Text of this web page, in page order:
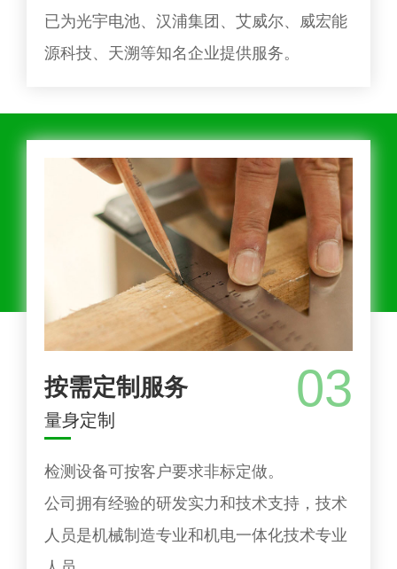
已为光宇电池、汉浦集团、艾威尔、威宏能
源科技、天溯等知名企业提供服务。
按需定制服务
量身定制
03
检测设备可按客户要求非标定做。
公司拥有经验的研发实力和技术支持，技术
人员是机械制造专业和机电一体化技术专业